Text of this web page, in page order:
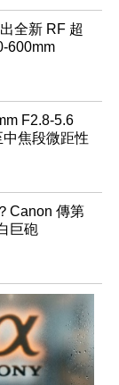
全新 RF 超
600mm
F2.8-5.6
焦段微距性
Canon 傳第
巨砲